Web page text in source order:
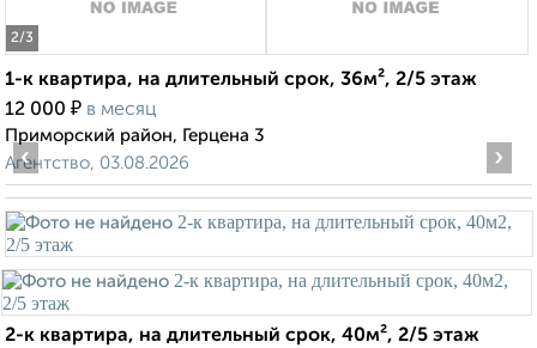
2/3
1-к квартира, на длительный срок, 36м², 2/5 этаж
12 000 ₽ в месяц
Приморский район, Герцена 3
Агентство, 03.08.2026
‹ ›
2-к квартира, на длительный срок, 40м², 2/5 этаж